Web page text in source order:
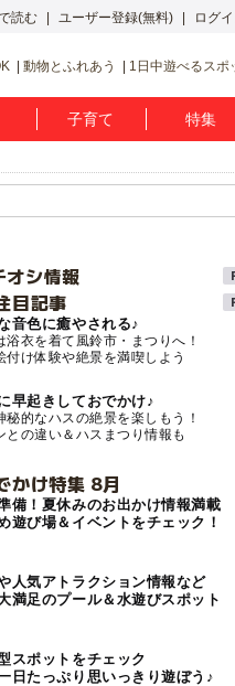
読む ユーザー登録(無料) ログ
動物とふれあう 1日中遊べるスポ
子育て 特集
オシ情報
目記事
音色に癒やされる♪
浴衣を着て風鈴市・まつりへ！
付け体験や絶景を満喫しよう
早起きしておでかけ♪
秘的なハスの絶景を楽しもう！
との違い＆ハスまつり情報も
かけ特集 8月
備！夏休みのお出かけ情報満載
遊び場＆イベントをチェック！
人気アトラクション情報など
満足のプール＆水遊びスポット
スポットをチェック
日たっぷり思いっきり遊ぼう♪